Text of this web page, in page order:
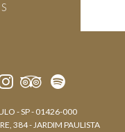
- SP - 01426-000
384 - JARDIM PAULISTA